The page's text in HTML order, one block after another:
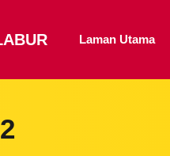
Laman Utama